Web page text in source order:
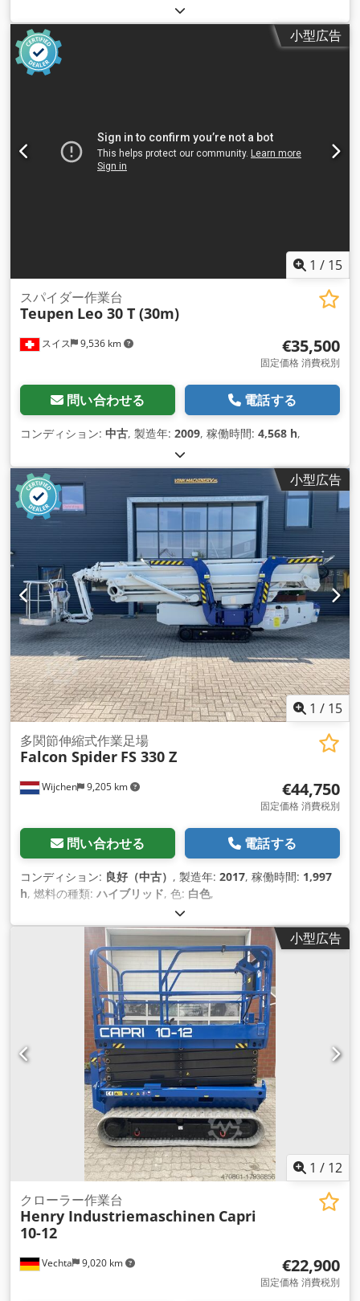
小型広告
1 / 15
スイス 9,536 km
スパイダー作業台
Teupen Leo 30 T (30m)
€35,500
固定価格 消費税別
問い合わせる 電話する
コンディション: 中古, 製造年: 2009, 稼働時間: 4,568 h,
小型広告
1 / 15
Wijchen 9,205 km
多関節伸縮式作業足場
Falcon Spider FS 330 Z
€44,750
固定価格 消費税別
問い合わせる 電話する
コンディション: 良好（中古） , 製造年: 2017, 稼働時間: 1,997
h, 燃料の種類: ハイブリッド, 色: 白色,
小型広告
1 / 12
Vechta 9,020 km
クローラー作業台
Henry Industriemaschinen Capri
10-12
€22,900
固定価格 消費税別